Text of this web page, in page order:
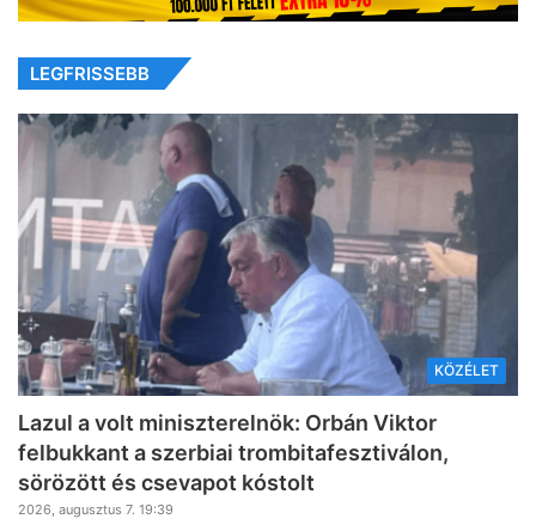
LEGFRISSEBB
KÖZÉLET
Lazul a volt miniszterelnök: Orbán Viktor
felbukkant a szerbiai trombitafesztiválon,
sörözött és csevapot kóstolt
2026, augusztus 7. 19:39